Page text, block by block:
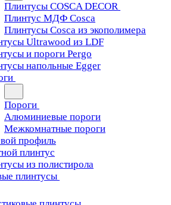
Плинтусы COSCA DECOR
Плинтус МДФ Cosca
Плинтусы Cosca из экополимера
Ultrawood из LDF
и пороги Pergo
напольные Egger
Пороги
Алюминиевые пороги
Межкомнатные пороги
профиль
плинтус
из полистирола
плинтусы